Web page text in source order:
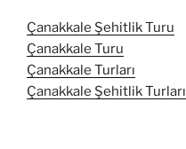
Çanakkale Şehitlik Turu
Çanakkale Turu
Çanakkale Turları
Çanakkale Şehitlik Turları